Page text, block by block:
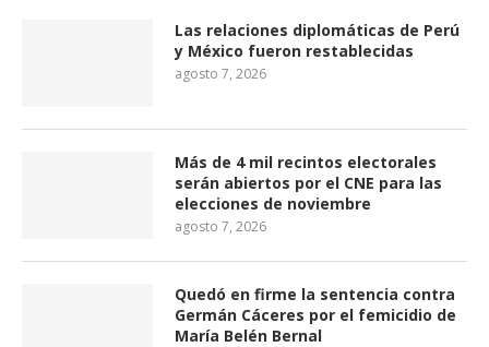
Las relaciones diplomáticas de Perú
y México fueron restablecidas
agosto 7, 2026
Más de 4 mil recintos electorales
serán abiertos por el CNE para las
elecciones de noviembre
agosto 7, 2026
Quedó en firme la sentencia contra
Germán Cáceres por el femicidio de
María Belén Bernal